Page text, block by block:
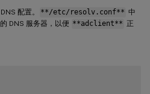
DNS 配置。 **/etc/resolv.conf** 中
的 DNS 服务器，以便 **adclient** 正